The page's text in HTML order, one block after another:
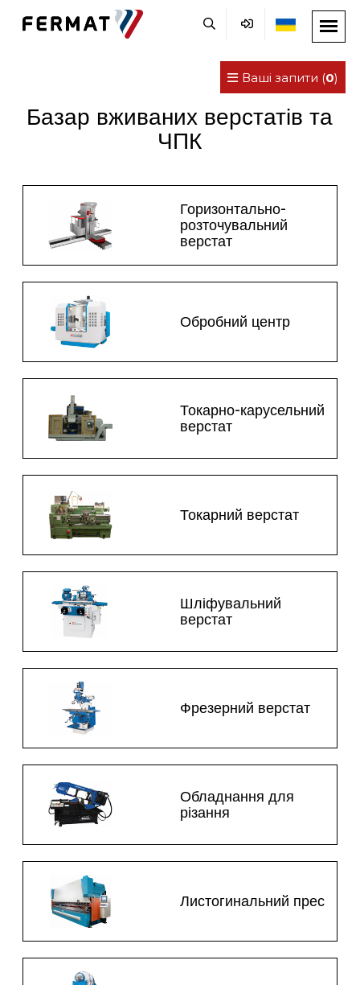
Ваші запити (0)
Базар вживаних верстатів та
ЧПК
Горизонтально-
розточувальний
верстат
Обробний центр
Токарно-карусельний
верстат
Токарний верстат
Шліфувальний
верстат
Фрезерний верстат
Обладнання для
різання
Листогинальний прес